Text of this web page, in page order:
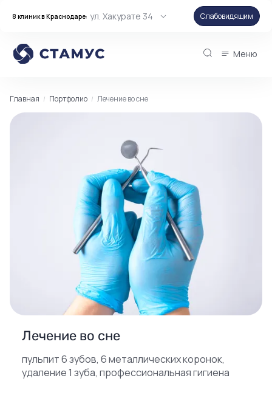
8 клиник в Краснодаре: ул. Хакурате 34 Слабовидящим
Меню
Главная Портфолио Лечение во сне
Лечение во сне
пульпит 6 зубов, 6 металлических коронок,
удаление 1 зуба, профессиональная гигиена